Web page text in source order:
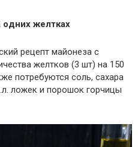
жeлткax
рецепт майонеза с
желтков (3 шт) на 150
потребуются соль, сахара
ложек и порошок горчицы